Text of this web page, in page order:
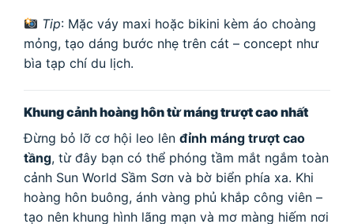
Tip: Mặc váy maxi hoặc bikini kèm áo choàng
mỏng, tạo dáng bước nhẹ trên cát – concept như
bìa tạp chí du lịch.
Khung cảnh hoàng hôn từ máng trượt cao nhất
Đừng bỏ lỡ cơ hội leo lên đỉnh máng trượt cao
tầng, từ đây bạn có thể phóng tầm mắt ngắm toàn
cảnh Sun World Sầm Sơn và bờ biển phía xa. Khi
hoàng hôn buông, ánh vàng phủ khắp công viên –
tạo nên khung hình lãng mạn và mơ màng hiếm nơi